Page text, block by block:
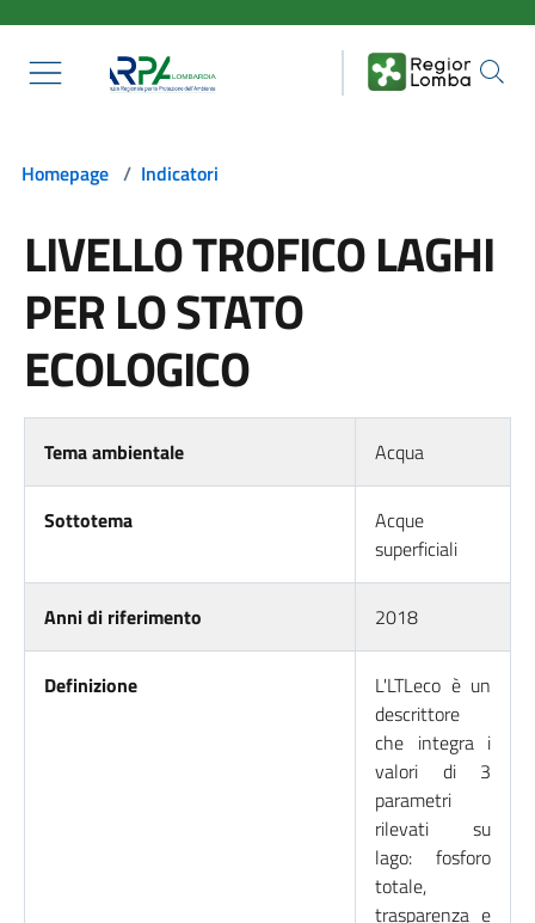
Homepage / Indicatori
LIVELLO TROFICO LAGHI
PER LO STATO
ECOLOGICO
Tema ambientale Acqua
Sottotema
Acque
superficiali
Anni di riferimento 2018
Definizione
L'LTLeco è un
descrittore
che integra i
valori di 3
parametri
rilevati su
lago: fosforo
totale,
trasparenza e